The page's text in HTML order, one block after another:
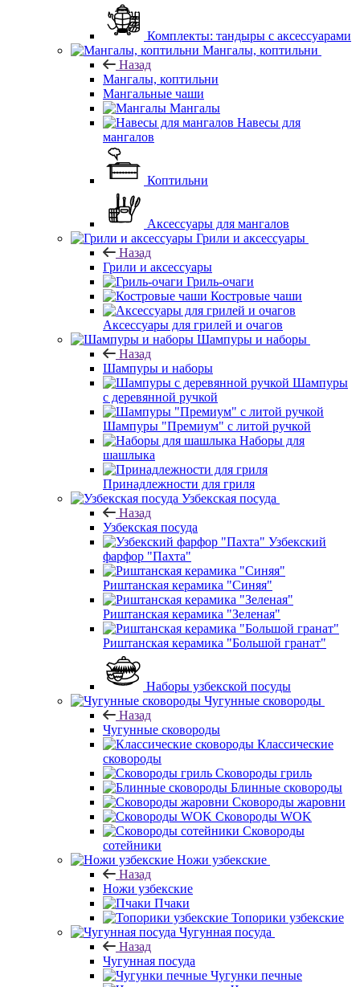
Комплекты: тандыры с аксессуарами
Мангалы, коптильни
Назад
Мангалы, коптильни
Мангальные чаши
Мангалы
Навесы для
мангалов
Коптильни
Аксессуары для мангалов
Грили и аксессуары
Назад
Грили и аксессуары
Гриль-очаги
Костровые чаши
Аксессуары для грилей и очагов
Шампуры и наборы
Назад
Шампуры и наборы
Шампуры
с деревянной ручкой
Шампуры "Премиум" с литой ручкой
Наборы для
шашлыка
Принадлежности для гриля
Узбекская посуда
Назад
Узбекская посуда
Узбекский
фарфор "Пахта"
Риштанская керамика "Синяя"
Риштанская керамика "Зеленая"
Риштанская керамика "Большой гранат"
Наборы узбекской посуды
Чугунные сковороды
Назад
Чугунные сковороды
Классические
сковороды
Сковороды гриль
Блинные сковороды
Сковороды жаровни
Сковороды WOK
Сковороды
сотейники
Ножи узбекские
Назад
Ножи узбекские
Пчаки
Топорики узбекские
Чугунная посуда
Назад
Чугунная посуда
Чугунки печные